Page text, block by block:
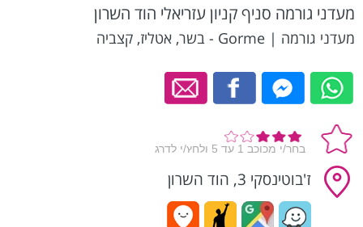
מעדני גורמה סניף קניון עזריאלי הוד השרון
מעדני גורמה | Gorme - בשר, אטליז, קצביה
ז'בוטינסקי 3, הוד השרון